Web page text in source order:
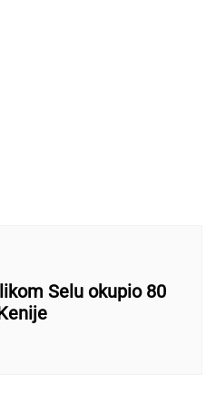
Selu okupio 80